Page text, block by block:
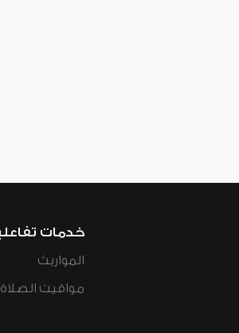
خدمات
المواريث
مواقيت الصلاة